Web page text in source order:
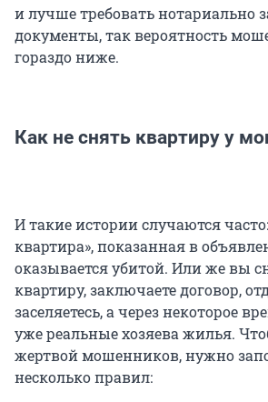
и лучше требовать нотариально
документы, так вероятность
гораздо ниже.
Как не снять квартиру у
И такие истории случаются
квартира», показанная в
оказывается убитой. Или же вы
квартиру, заключаете договор,
заселяетесь, а через некоторое
уже реальные хозяева жилья.
жертвой мошенников, нужно
несколько правил: